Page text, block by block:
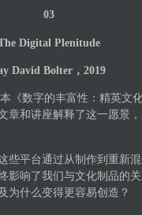
03
Digital Plenitude
David Bolter，2019
《数字的丰富性：精英文
章和讲座解释了这一愿景
些平台通过从制作到重新
影响了我们与文化制品的
为什么变得更容易创造？